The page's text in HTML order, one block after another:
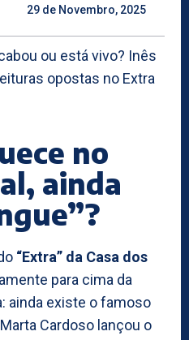
29 de Novembro, 2025
ou está vivo? Inês
opostas no Extra
no
ainda
“Extra” da Casa dos
para cima da
ainda existe o famoso
Cardoso lançou o